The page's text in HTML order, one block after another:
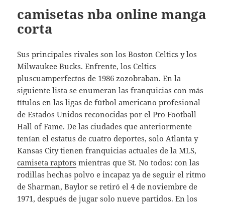
camisetas nba online manga
corta
Sus principales rivales son los Boston Celtics y los
Milwaukee Bucks. Enfrente, los Celtics
pluscuamperfectos de 1986 zozobraban. En la
siguiente lista se enumeran las franquicias con más
títulos en las ligas de fútbol americano profesional
de Estados Unidos reconocidas por el Pro Football
Hall of Fame. De las ciudades que anteriormente
tenían el estatus de cuatro deportes, solo Atlanta y
Kansas City tienen franquicias actuales de la MLS,
camiseta raptors mientras que St. No todos: con las
rodillas hechas polvo e incapaz ya de seguir el ritmo
de Sharman, Baylor se retiró el 4 de noviembre de
1971, después de jugar solo nueve partidos. En los